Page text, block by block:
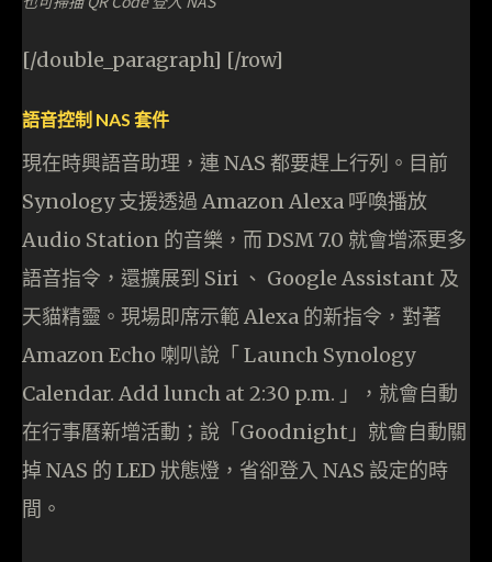
[/double_paragraph] [/row]
語音控制 NAS 套件
現在時興語音助理，連 NAS 都要趕上行列。目前
Synology 支援透過 Amazon Alexa 呼喚播放
Audio Station 的音樂，而 DSM 7.0 就會增添更多
語音指令，還擴展到 Siri 、 Google Assistant 及
天貓精靈。現場即席示範 Alexa 的新指令，對著
Amazon Echo 喇叭說「 Launch Synology
Calendar. Add lunch at 2:30 p.m. 」，就會自動
在行事曆新增活動；說「Goodnight」就會自動關
掉 NAS 的 LED 狀態燈，省卻登入 NAS 設定的時
間。